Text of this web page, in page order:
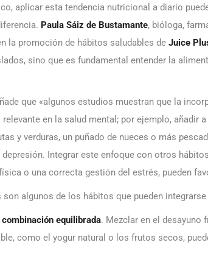
aplicar esta tendencia nutricional a diario
Paula Sáiz de Bustamante, bióloga,
la promoción de hábitos saludables de Juice
sino que es fundamental entender la
que «algunos estudios muestran que la
en la salud mental; por ejemplo, añadir
y verduras, un puñado de nueces o más
Integrar este enfoque con otros
o una correcta gestión del estrés, pueden
algunos de los hábitos que pueden
equilibrada. Mezclar en el desayuno
como el yogur natural o los frutos secos,